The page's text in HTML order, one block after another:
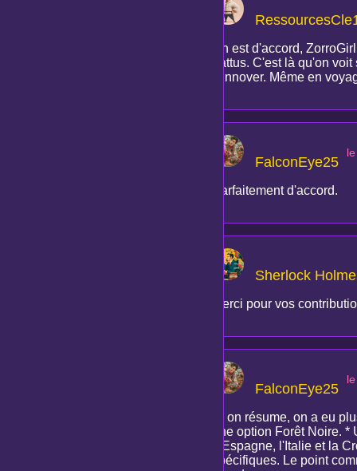
On est d'accord,
battus. C'est là qu'on
d'innover. Même en
FalconEye25
Parfaitement d'accord.
Sherlock
Merci pour vos
FalconEye25
Si on résume, on a eu
une option Forêt Noire.
L'Espagne, l'Italie et la
spécifiques. Le point